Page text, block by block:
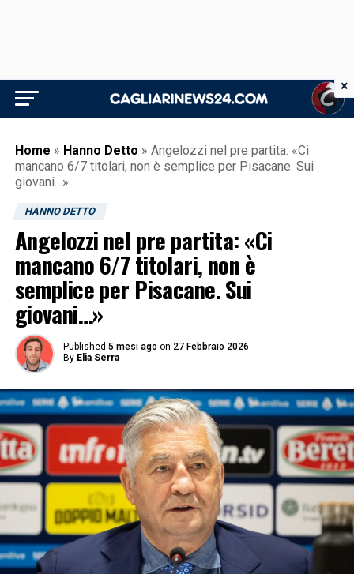
Home » Hanno Detto » Angelozzi nel pre partita: «Ci
mancano 6/7 titolari, non è semplice per Pisacane. Sui
giovani…»
HANNO DETTO
Angelozzi nel pre partita: «Ci
mancano 6/7 titolari, non è
semplice per Pisacane. Sui
giovani…»
Published 5 mesi ago on 27 Febbraio 2026
By Elia Serra
×